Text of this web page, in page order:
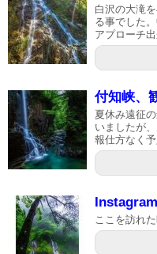
白沢の大滝
る事でした
アプローチ
付知峡、
夏休み遠征
いましたが
報仕方なく
ここを訪れ